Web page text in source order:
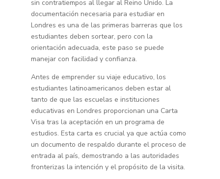
sin contratiempos al llegar al Reino Unido. La
documentación necesaria para estudiar en
Londres es una de las primeras barreras que los
estudiantes deben sortear, pero con la
orientación adecuada, este paso se puede
manejar con facilidad y confianza.
Antes de emprender su viaje educativo, los
estudiantes latinoamericanos deben estar al
tanto de que las escuelas e instituciones
educativas en Londres proporcionan una Carta
Visa tras la aceptación en un programa de
estudios. Esta carta es crucial ya que actúa como
un documento de respaldo durante el proceso de
entrada al país, demostrando a las autoridades
fronterizas la intención y el propósito de la visita.